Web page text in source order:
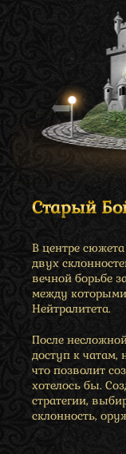
Старый
В центре
двух
вечной борьбе
между
Нейтралитета.
После
доступ к чатам,
что позволит
хотелось бы.
стратегии,
склонность,